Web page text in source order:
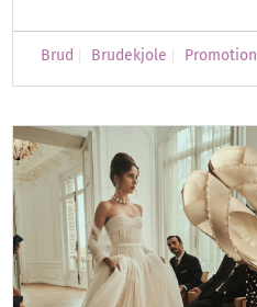
Brud Brudekjole Promotion